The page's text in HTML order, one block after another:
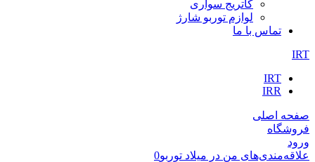
کاتریج سواری
لوازم توربو شارژ
تماس با ما
IRT
IRT
IRR
صفحه اصلی
فروشگاه
ورود
علاقه‌مندی‌های من در میلاد توربو0